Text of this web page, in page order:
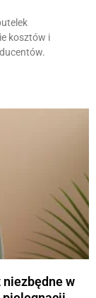
kosztów i
w